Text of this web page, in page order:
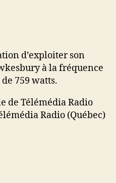
d’exploiter son
à la fréquence
759 watts.
de Télémédia Radio
Radio (Québec)